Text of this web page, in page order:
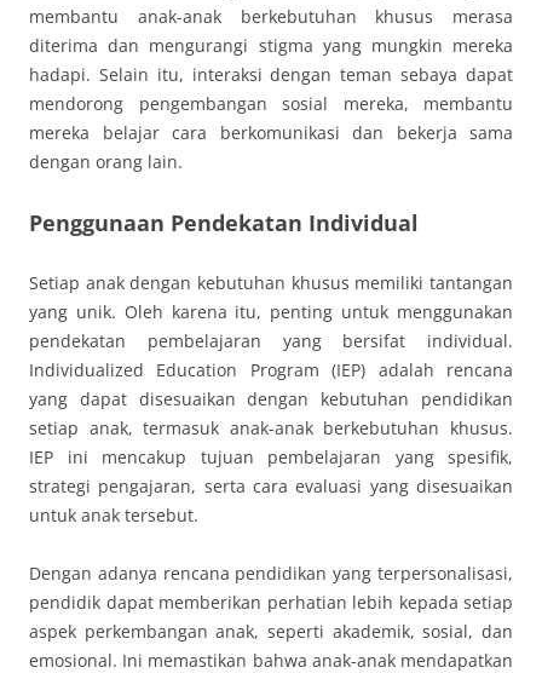
membantu anak-anak berkebutuhan khusus merasa
diterima dan mengurangi stigma yang mungkin mereka
hadapi. Selain itu, interaksi dengan teman sebaya dapat
mendorong pengembangan sosial mereka, membantu
mereka belajar cara berkomunikasi dan bekerja sama
dengan orang lain.
Penggunaan Pendekatan Individual
Setiap anak dengan kebutuhan khusus memiliki tantangan
yang unik. Oleh karena itu, penting untuk menggunakan
pendekatan pembelajaran yang bersifat individual.
Individualized Education Program (IEP) adalah rencana
yang dapat disesuaikan dengan kebutuhan pendidikan
setiap anak, termasuk anak-anak berkebutuhan khusus.
IEP ini mencakup tujuan pembelajaran yang spesifik,
strategi pengajaran, serta cara evaluasi yang disesuaikan
untuk anak tersebut.
Dengan adanya rencana pendidikan yang terpersonalisasi,
pendidik dapat memberikan perhatian lebih kepada setiap
aspek perkembangan anak, seperti akademik, sosial, dan
emosional. Ini memastikan bahwa anak-anak mendapatkan